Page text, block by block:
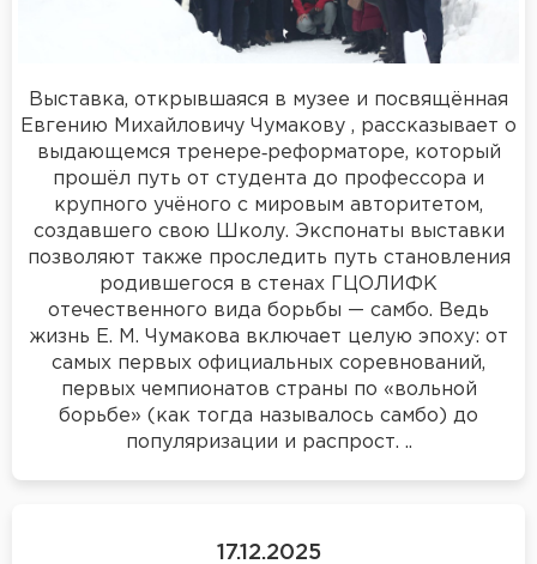
Выставка, открывшаяся в музее и посвящённая
Евгению Михайловичу Чумакову , рассказывает о
выдающемся тренере‑реформаторе, который
прошёл путь от студента до профессора и
крупного учёного с мировым авторитетом,
создавшего свою Школу. Экспонаты выставки
позволяют также проследить путь становления
родившегося в стенах ГЦОЛИФК
отечественного вида борьбы — самбо. Ведь
жизнь Е. М. Чумакова включает целую эпоху: от
самых первых официальных соревнований,
первых чемпионатов страны по «вольной
борьбе» (как тогда называлось самбо) до
популяризации и распрост. ..
17.12.2025